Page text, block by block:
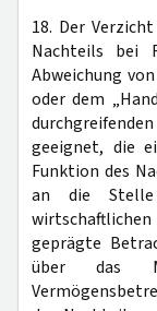
18. Der
Nachteils bei
Abweichung
oder dem
geeignet, die
Funktion des
an die Stelle
geprägte
über das